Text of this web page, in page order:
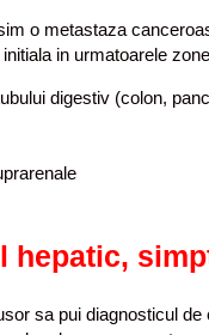
o metastaza
in urmatoarele
digestiv (colon,
hepatic,
sa pui diagnosticul de